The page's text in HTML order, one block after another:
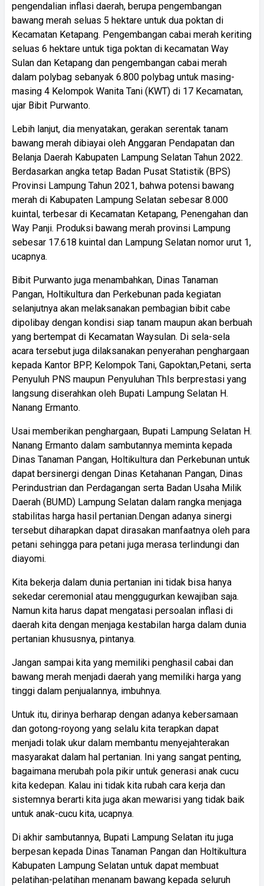
pengendalian inflasi daerah, berupa pengembangan
bawang merah seluas 5 hektare untuk dua poktan di
Kecamatan Ketapang. Pengembangan cabai merah keriting
seluas 6 hektare untuk tiga poktan di kecamatan Way
Sulan dan Ketapang dan pengembangan cabai merah
dalam polybag sebanyak 6.800 polybag untuk masing-
masing 4 Kelompok Wanita Tani (KWT) di 17 Kecamatan,
ujar Bibit Purwanto.
Lebih lanjut, dia menyatakan, gerakan serentak tanam
bawang merah dibiayai oleh Anggaran Pendapatan dan
Belanja Daerah Kabupaten Lampung Selatan Tahun 2022.
Berdasarkan angka tetap Badan Pusat Statistik (BPS)
Provinsi Lampung Tahun 2021, bahwa potensi bawang
merah di Kabupaten Lampung Selatan sebesar 8.000
kuintal, terbesar di Kecamatan Ketapang, Penengahan dan
Way Panji. Produksi bawang merah provinsi Lampung
sebesar 17.618 kuintal dan Lampung Selatan nomor urut 1,
ucapnya.
Bibit Purwanto juga menambahkan, Dinas Tanaman
Pangan, Holtikultura dan Perkebunan pada kegiatan
selanjutnya akan melaksanakan pembagian bibit cabe
dipolibay dengan kondisi siap tanam maupun akan berbuah
yang bertempat di Kecamatan Waysulan. Di sela-sela
acara tersebut juga dilaksanakan penyerahan penghargaan
kepada Kantor BPP, Kelompok Tani, Gapoktan,Petani, serta
Penyuluh PNS maupun Penyuluhan Thls berprestasi yang
langsung diserahkan oleh Bupati Lampung Selatan H.
Nanang Ermanto.
Usai memberikan penghargaan, Bupati Lampung Selatan H.
Nanang Ermanto dalam sambutannya meminta kepada
Dinas Tanaman Pangan, Holtikultura dan Perkebunan untuk
dapat bersinergi dengan Dinas Ketahanan Pangan, Dinas
Perindustrian dan Perdagangan serta Badan Usaha Milik
Daerah (BUMD) Lampung Selatan dalam rangka menjaga
stabilitas harga hasil pertanian.Dengan adanya sinergi
tersebut diharapkan dapat dirasakan manfaatnya oleh para
petani sehingga para petani juga merasa terlindungi dan
diayomi.
Kita bekerja dalam dunia pertanian ini tidak bisa hanya
sekedar ceremonial atau menggugurkan kewajiban saja.
Namun kita harus dapat mengatasi persoalan inflasi di
daerah kita dengan menjaga kestabilan harga dalam dunia
pertanian khususnya, pintanya.
Jangan sampai kita yang memiliki penghasil cabai dan
bawang merah menjadi daerah yang memiliki harga yang
tinggi dalam penjualannya, imbuhnya.
Untuk itu, dirinya berharap dengan adanya kebersamaan
dan gotong-royong yang selalu kita terapkan dapat
menjadi tolak ukur dalam membantu menyejahterakan
masyarakat dalam hal pertanian. Ini yang sangat penting,
bagaimana merubah pola pikir untuk generasi anak cucu
kita kedepan. Kalau ini tidak kita rubah cara kerja dan
sistemnya berarti kita juga akan mewarisi yang tidak baik
untuk anak-cucu kita, ucapnya.
Di akhir sambutannya, Bupati Lampung Selatan itu juga
berpesan kepada Dinas Tanaman Pangan dan Holtikultura
Kabupaten Lampung Selatan untuk dapat membuat
pelatihan-pelatihan menanam bawang kepada seluruh